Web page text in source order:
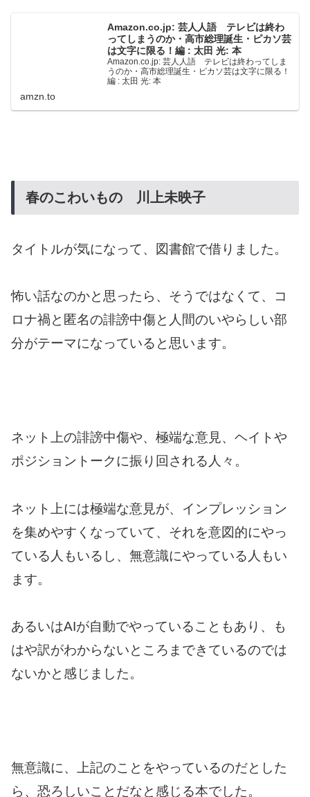
Amazon.co.jp: 芸人人語 テレビは終わ
ってしまうのか・高市総理誕生・ピカソ芸
は文字に限る！編 : 太田 光: 本
Amazon.co.jp: 芸人人語 テレビは終わってしま
うのか・高市総理誕生・ピカソ芸は文字に限る！
編 : 太田 光: 本
amzn.to
春のこわいもの 川上未映子
タイトルが気になって、図書館で借りました。
怖い話なのかと思ったら、そうではなくて、コ
ロナ禍と匿名の誹謗中傷と人間のいやらしい部
分がテーマになっていると思います。
ネット上の誹謗中傷や、極端な意見、ヘイトや
ポジショントークに振り回される人々。
ネット上には極端な意見が、インプレッション
を集めやすくなっていて、それを意図的にやっ
ている人もいるし、無意識にやっている人もい
ます。
あるいはAIが自動でやっていることもあり、も
はや訳がわからないところまできているのでは
ないかと感じました。
無意識に、上記のことをやっているのだとした
ら、恐ろしいことだなと感じる本でした。